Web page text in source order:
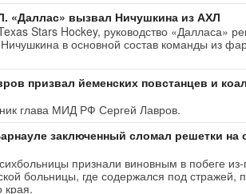
«Даллас» вызвал Ничушкина из АХЛ
Stars Hockey, руководство «Далласа»
в основной состав команды из
призвал йеменских повстанцев и
глава МИД РФ Сергей Лавров.
заключенный сломал решетки на
признали виновным в побеге
больницы, где содержался под
края.